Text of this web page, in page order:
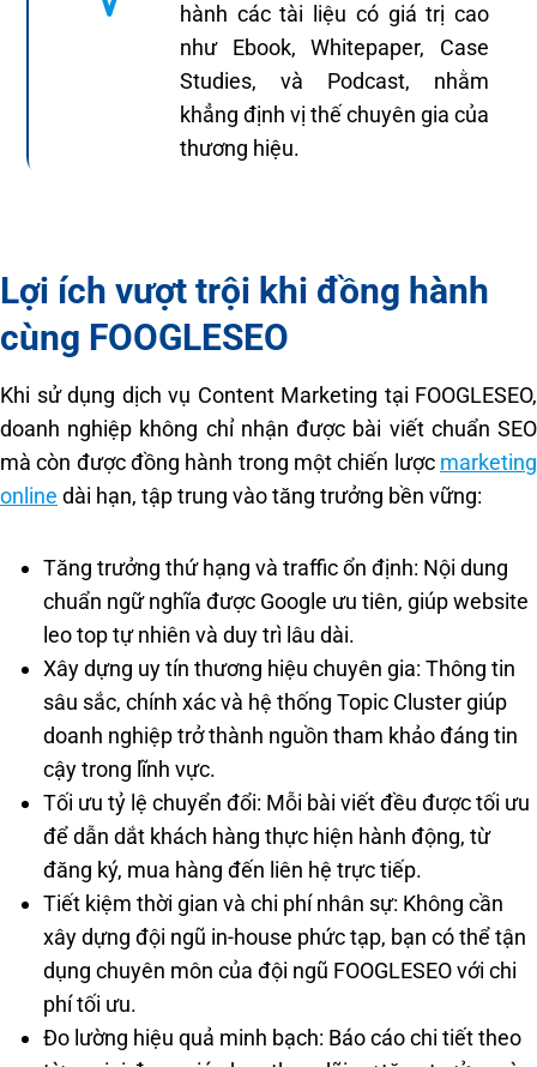
hành các tài liệu có giá trị cao
như Ebook, Whitepaper, Case
Studies, và Podcast, nhằm
khẳng định vị thế chuyên gia của
thương hiệu.
Lợi ích vượt trội khi đồng hành
cùng FOOGLESEO
Khi sử dụng dịch vụ Content Marketing tại FOOGLESEO,
doanh nghiệp không chỉ nhận được bài viết chuẩn SEO
mà còn được đồng hành trong một chiến lược marketing
online dài hạn, tập trung vào tăng trưởng bền vững:
Tăng trưởng thứ hạng và traffic ổn định: Nội dung
chuẩn ngữ nghĩa được Google ưu tiên, giúp website
leo top tự nhiên và duy trì lâu dài.
Xây dựng uy tín thương hiệu chuyên gia: Thông tin
sâu sắc, chính xác và hệ thống Topic Cluster giúp
doanh nghiệp trở thành nguồn tham khảo đáng tin
cậy trong lĩnh vực.
Tối ưu tỷ lệ chuyển đổi: Mỗi bài viết đều được tối ưu
để dẫn dắt khách hàng thực hiện hành động, từ
đăng ký, mua hàng đến liên hệ trực tiếp.
Tiết kiệm thời gian và chi phí nhân sự: Không cần
xây dựng đội ngũ in-house phức tạp, bạn có thể tận
dụng chuyên môn của đội ngũ FOOGLESEO với chi
phí tối ưu.
Đo lường hiệu quả minh bạch: Báo cáo chi tiết theo